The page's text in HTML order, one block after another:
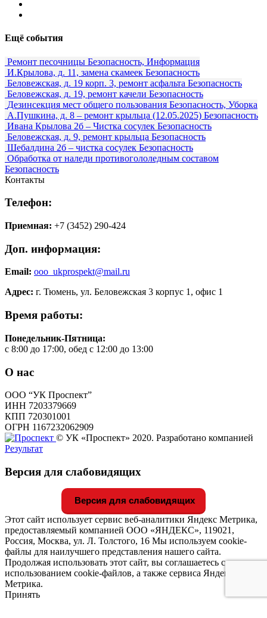
Ещё события
Ремонт песочницы Безопасность, Информация
И.Крылова, д. 11, замена скамеек Безопасность
Беловежская, д. 19 корп. 3, ремонт асфальта Безопасность
Беловежская, д. 19, ремонт качели Безопасность
Дезинсекция мест общего пользования Безопасность, Уборка
А.Пушкина, д. 8 – ремонт крыльца (12.05.2025) Безопасность
Ивана Крылова 2б – Чистка сосулек Безопасность
Беловежская, д. 9, ремонт крыльца Безопасность
Шебалдина 2б – чистка сосулек Безопасность
Обработка от наледи противогололедным составом
Безопасность
Контакты
Телефон:
Приемная: +7 (3452) 290-424
Доп. информация:
Email: ooo_ukprospekt@mail.ru
Адрес: г. Тюмень, ул. Беловежская 3 корпус 1, офис 1
Время работы:
Понедельник-Пятница:
с 8:00 до 17:00, обед с 12:00 до 13:00
О нас
ООО “УК Проспект”
ИНН 7203379669
КПП 720301001
ОГРН 1167232062909
© УК «Проспект» 2020. Разработано компанией
Результат
Версия для слабовидящих
Версия для слабовидящих
Этот сайт использует сервис веб-аналитики Яндекс Метрика,
предоставляемый компанией ООО «ЯНДЕКС», 119021,
Россия, Москва, ул. Л. Толстого, 16 Мы используем cookie-
файлы для наилучшего представления нашего сайта.
Продолжая использовать этот сайт, вы соглашаетесь с
использованием cookie-файлов, а также сервиса Яндекс
Метрика.
Принять